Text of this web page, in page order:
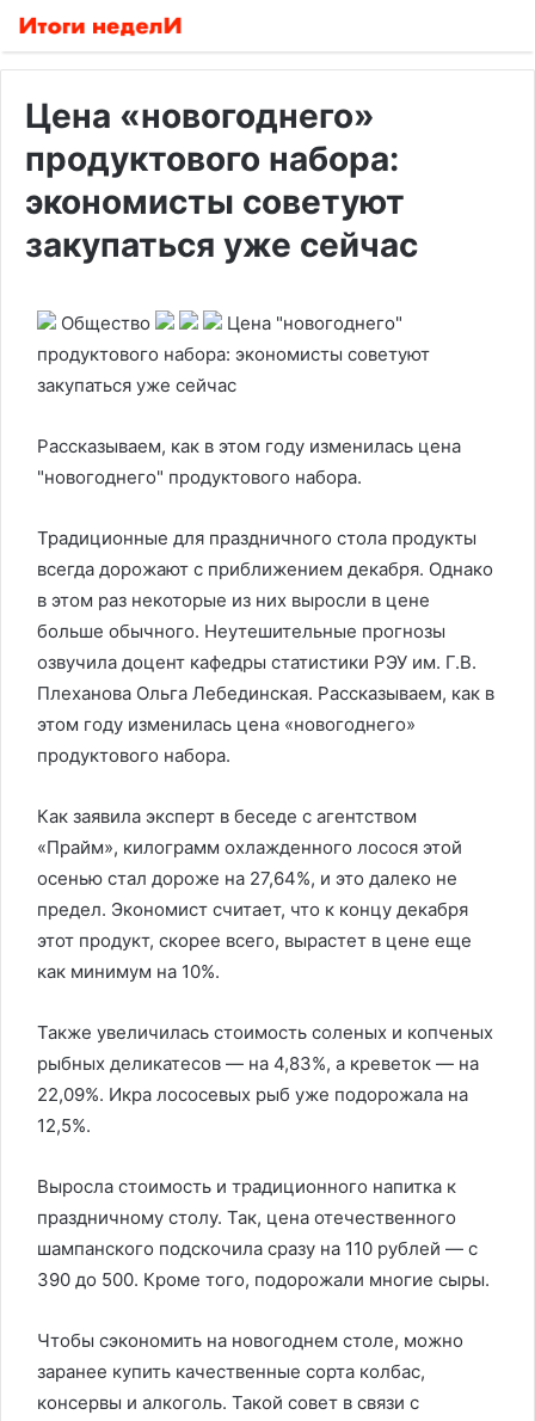
Цена «новогоднего»
продуктового набора:
экономисты советуют
закупаться уже сейчас
Общество
Цена "новогоднего"
продуктового набора: экономисты советуют
закупаться уже сейчас
Рассказываем, как в этом году изменилась цена
"новогоднего" продуктового набора.
Традиционные для праздничного стола продукты
всегда дорожают с приближением декабря. Однако
в этом раз некоторые из них выросли в цене
больше обычного. Неутешительные прогнозы
озвучила доцент кафедры статистики РЭУ им. Г.В.
Плеханова Ольга Лебединская. Рассказываем, как в
этом году изменилась цена «новогоднего»
продуктового набора.
Как заявила эксперт в беседе с агентством
«Прайм», килограмм охлажденного лосося этой
осенью стал дороже на 27,64%, и это далеко не
предел. Экономист считает, что к концу декабря
этот продукт, скорее всего, вырастет в цене еще
как минимум на 10%.
Также увеличилась стоимость соленых и копченых
рыбных деликатесов — на 4,83%, а креветок — на
22,09%. Икра лососевых рыб уже подорожала на
12,5%.
Выросла стоимость и традиционного напитка к
праздничному столу. Так, цена отечественного
шампанского подскочила сразу на 110 рублей — с
390 до 500. Кроме того, подорожали многие сыры.
Чтобы сэкономить на новогоднем столе, можно
заранее купить качественные сорта колбас,
консервы и алкоголь. Такой совет в связи с